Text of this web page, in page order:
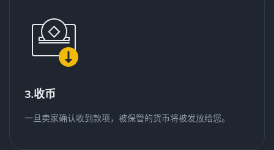
3.收币
一旦卖家确认收到款项，被保管的货币将被发放给您。